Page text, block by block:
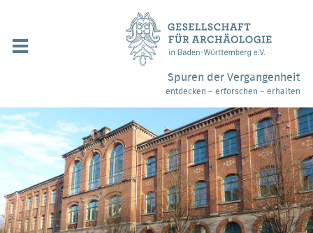
Über uns / Mitgliedschaft
Partner / Links
Archäologiemuseen
Webshop
Spuren der Vergangenheit
entdecken – erforschen – erhalten